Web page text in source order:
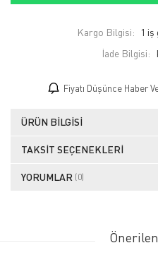
Kargo Bilgisi:
1 iş
İade Bilgisi:
Fiyatı Düşünce Haber
ÜRÜN BILGISI
TAKSIT SEÇENEKLERI
YORUMLAR (0)